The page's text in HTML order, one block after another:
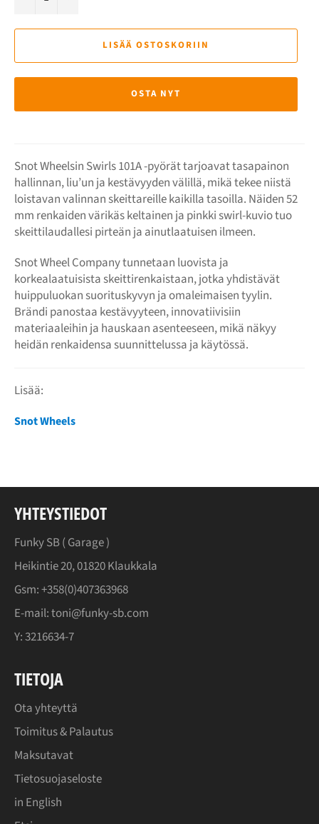
LISÄÄ OSTOSKORIIN
OSTA NYT
Snot Wheelsin Swirls 101A -pyörät tarjoavat tasapainon
hallinnan, liu’un ja kestävyyden välillä, mikä tekee niistä
loistavan valinnan skeittareille kaikilla tasoilla. Näiden 52
mm renkaiden värikäs keltainen ja pinkki swirl-kuvio tuo
skeittilaudallesi pirteän ja ainutlaatuisen ilmeen.
Snot Wheel Company tunnetaan luovista ja
korkealaatuisista skeittirenkaistaan, jotka yhdistävät
huippuluokan suorituskyvyn ja omaleimaisen tyylin.
Brändi panostaa kestävyyteen, innovatiivisiin
materiaaleihin ja hauskaan asenteeseen, mikä näkyy
heidän renkaidensa suunnittelussa ja käytössä.
Lisää:
Snot Wheels
YHTEYSTIEDOT
Funky SB (Garage)
Heikintie 20, 01820 Klaukkala
Gsm: +358(0)407363968
E-mail: toni@funky-sb.com
Y: 3216634-7
TIETOJA
Ota yhteyttä
Toimitus & Palautus
Maksutavat
Tietosuojaseloste
in English